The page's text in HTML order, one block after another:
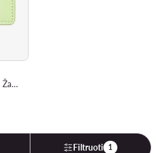
Kreditinių kortelių dėklas · Žalia
Filtruoti 1